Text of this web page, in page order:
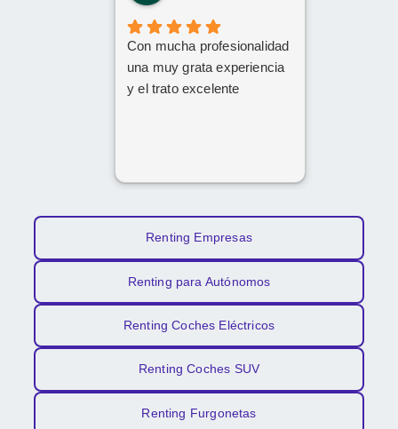
Con mucha profesionalidad
una muy grata experiencia
y el trato excelente
Renting Empresas
Renting para Autónomos
Renting Coches Eléctricos
Renting Coches SUV
Renting Furgonetas